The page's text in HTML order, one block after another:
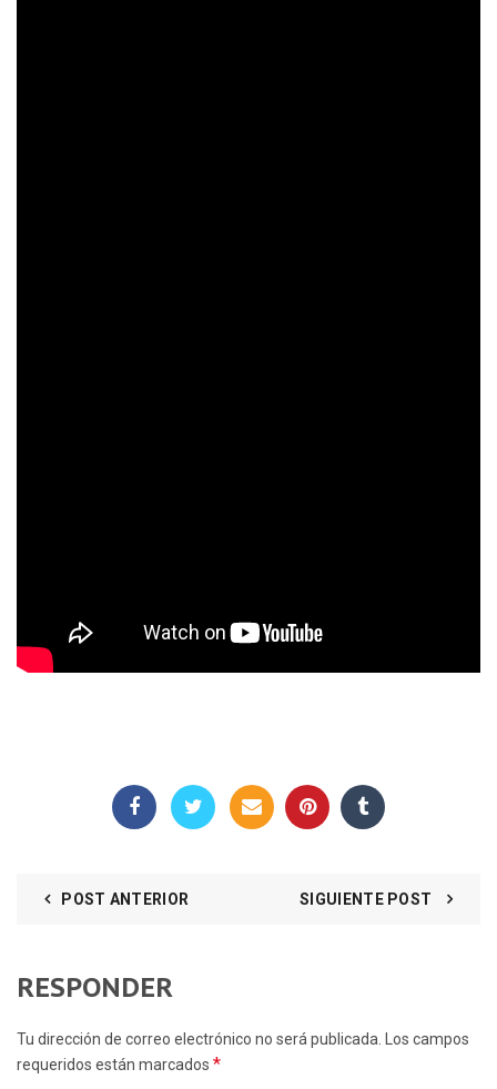
POST ANTERIOR SIGUIENTE POST
RESPONDER
Tu dirección de correo electrónico no será publicada. Los campos
requeridos están marcados *